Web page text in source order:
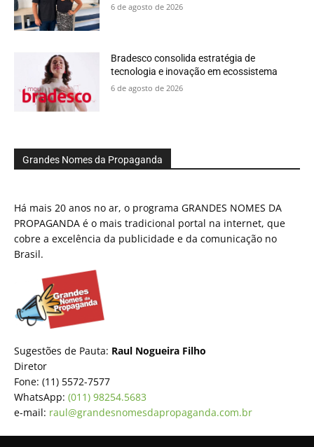
6 de agosto de 2026
Bradesco consolida estratégia de
tecnologia e inovação em ecossistema
6 de agosto de 2026
Grandes Nomes da Propaganda
Há mais 20 anos no ar, o programa GRANDES NOMES DA
PROPAGANDA é o mais tradicional portal na internet, que
cobre a excelência da publicidade e da comunicação no
Brasil.
Sugestões de Pauta: Raul Nogueira Filho
Diretor
Fone: (11) 5572-7577
WhatsApp: (011) 98254.5683
e-mail: raul@grandesnomesdapropaganda.com.br